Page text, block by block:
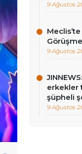
9 Ağustos
9 Ağustos
erkekler
şüpheli
9 Ağustos